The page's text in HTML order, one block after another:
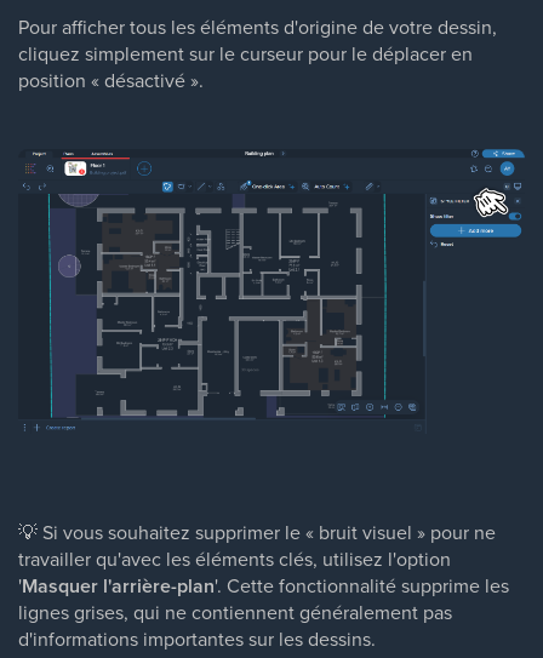
Pour afficher tous les éléments d'origine de votre dessin,
cliquez simplement sur le curseur pour le déplacer en
position « désactivé ».
💡 Si vous souhaitez supprimer le « bruit visuel » pour ne
travailler qu'avec les éléments clés, utilisez l'option
'Masquer l'arrière-plan'. Cette fonctionnalité supprime les
lignes grises, qui ne contiennent généralement pas
d'informations importantes sur les dessins.